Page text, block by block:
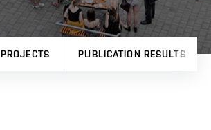
PROJECTS PUBLICATION RESULTS